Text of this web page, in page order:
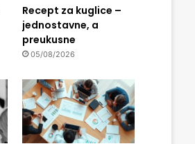
Recept za kuglice –
jednostavne, a
preukusne
05/08/2026